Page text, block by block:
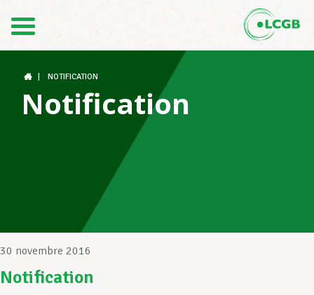
DE
Structures syndicales
Assistance au Travail
NOTIFICATION
Notification
30 novembre 2016
Notification